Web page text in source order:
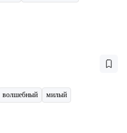
волшебный
милый